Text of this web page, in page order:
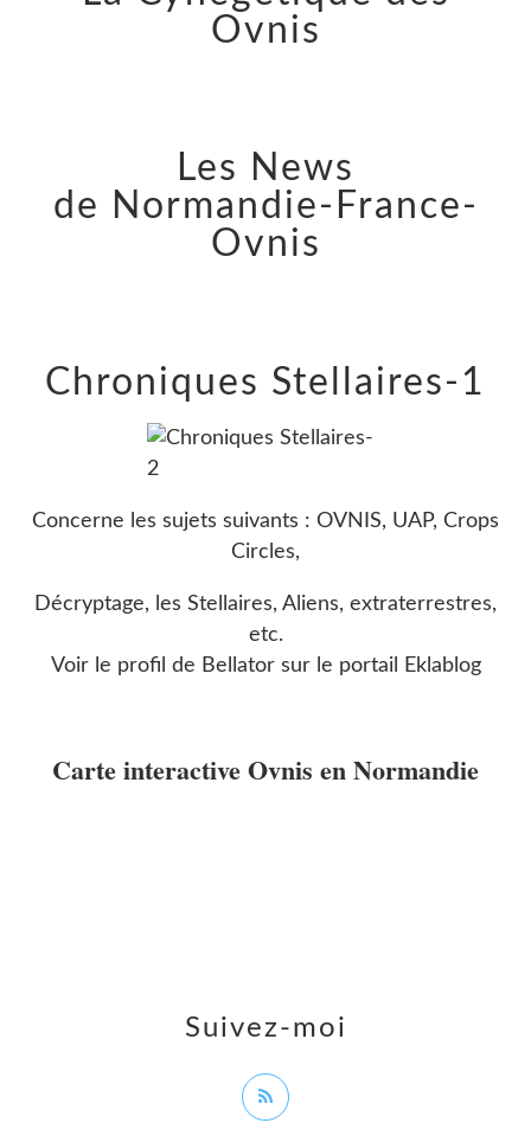
Suivez-moi
Ovnis
Les News
de Normandie-France-
Ovnis
Chroniques Stellaires-1
Concerne les sujets suivants : OVNIS, UAP, Crops
Circles,
Décryptage, les Stellaires, Aliens, extraterrestres,
etc.
Voir le profil de Bellator sur le portail Eklablog
Carte interactive Ovnis en Normandie